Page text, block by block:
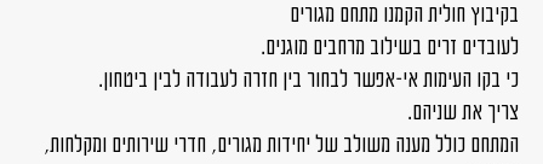
בקיבוץ חולית הקמנו מתחם מגורים
לעובדים זרים בשילוב מרחבים מוגנים.
כי בקו העימות אי-אפשר לבחור בין חזרה לעבודה לבין ביטחון.
צריך את שניהם.
המתחם כולל מענה משולב של יחידות מגורים, חדרי שירותים ומקלחות,